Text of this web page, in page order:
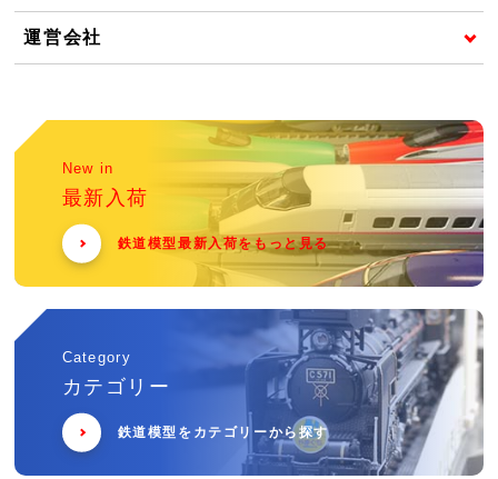
運営会社
New in
最新入荷
鉄道模型最新入荷をもっと見る
Category
カテゴリー
鉄道模型をカテゴリーから探す